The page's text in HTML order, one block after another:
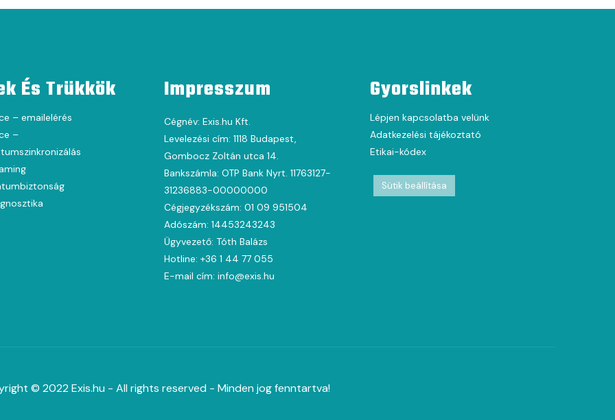
És Trükkök
– emailelérés
–
Impresszum
Cégnév: Exis.hu Kft.
Levelezési cím: 1118 Budapest,
Gombocz Zoltán utca 14.
Bankszámla: OTP Bank Nyrt. 11763127-
31236883-00000000
Cégjegyzékszám: 01 09 951504
Adószám: 14453243243
Ügyvezető: Tóth Balázs
Hotline: +36 1 44 77 055
E-mail cím: info@exis.hu
Gyorslinkek
Lépjen kapcsolatba velünk
Adatkezelési tájékoztató
Etikai-kódex
Sütik beállítása
© 2022 Exis.hu - All rights reserved - Minden jog fenntartva!